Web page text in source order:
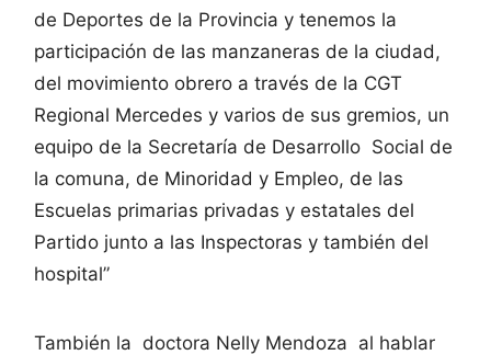
de Deportes de la Provincia y tenemos la
participación de las manzaneras de la ciudad,
del movimiento obrero a través de la CGT
Regional Mercedes y varios de sus gremios, un
equipo de la Secretaría de Desarrollo Social de
la comuna, de Minoridad y Empleo, de las
Escuelas primarias privadas y estatales del
Partido junto a las Inspectoras y también del
hospital”
También la doctora Nelly Mendoza al hablar